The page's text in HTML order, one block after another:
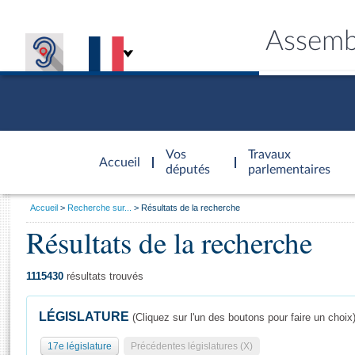
Accueil
d'accueil
Vos
députés
Travaux
parlementaires
Général
Vous
Accueil Recherche sur... Résultats de la recherche
Résultats de la recherche
1115430 résultats trouvés
LÉGISLATURE (Cliquez sur l'un des boutons pour faire un choix)
17e législature Précédentes législatures (X)